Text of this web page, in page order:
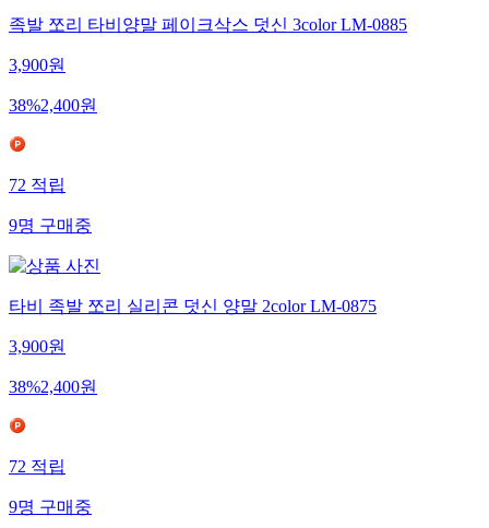
족발 쪼리 타비양말 페이크삭스 덧신 3color LM-0885
3,900원
38%2,400원
72적립
9명구매중
타비 족발 쪼리 실리콘 덧신 양말 2color LM-0875
3,900원
38%2,400원
72적립
9명구매중